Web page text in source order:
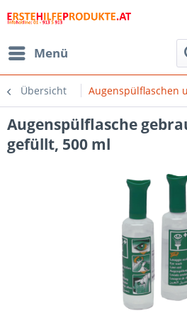
Menü
Übersicht Augenspülflaschen
Augenspülflasche
gefüllt, 500 ml